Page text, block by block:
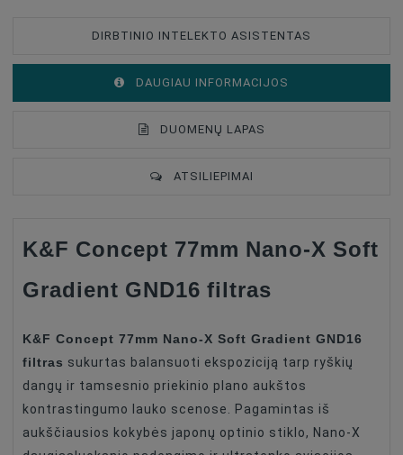
DIRBTINIO INTELEKTO ASISTENTAS
DAUGIAU INFORMACIJOS
DUOMENŲ LAPAS
ATSILIEPIMAI
Type Of
Product
Kameros Priedas - Filtras
Filter Type Soft
Filter Type
Filter)
Filter Density ND16
K&F Concept 77mm Nano-X Soft
Gradient GND16 filtras
K&F Concept 77mm Nano-X Soft Gradient GND16
filtras sukurtas balansuoti ekspoziciją tarp ryškių
dangų ir tamsesnio priekinio plano aukštos
kontrastingumo lauko scenose. Pagamintas iš
aukščiausios kokybės japonų optinio stiklo, Nano-X